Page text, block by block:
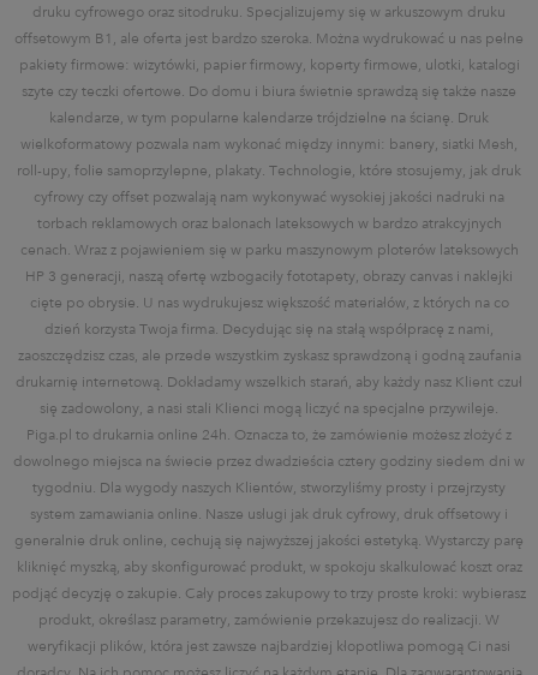
druku cyfrowego oraz sitodruku. Specjalizujemy się w arkuszowym druku
offsetowym B1, ale oferta jest bardzo szeroka. Można wydrukować u nas pełne
pakiety firmowe: wizytówki, papier firmowy, koperty firmowe, ulotki, katalogi
szyte czy teczki ofertowe. Do domu i biura świetnie sprawdzą się także nasze
kalendarze, w tym popularne kalendarze trójdzielne na ścianę. Druk
wielkoformatowy pozwala nam wykonać między innymi: banery, siatki Mesh,
roll-upy, folie samoprzylepne, plakaty. Technologie, które stosujemy, jak druk
cyfrowy czy offset pozwalają nam wykonywać wysokiej jakości nadruki na
torbach reklamowych oraz balonach lateksowych w bardzo atrakcyjnych
cenach. Wraz z pojawieniem się w parku maszynowym ploterów lateksowych
HP 3 generacji, naszą ofertę wzbogaciły fototapety, obrazy canvas i naklejki
cięte po obrysie. U nas wydrukujesz większość materiałów, z których na co
dzień korzysta Twoja firma. Decydując się na stałą współpracę z nami,
zaoszczędzisz czas, ale przede wszystkim zyskasz sprawdzoną i godną zaufania
drukarnię internetową. Dokładamy wszelkich starań, aby każdy nasz Klient czuł
się zadowolony, a nasi stali Klienci mogą liczyć na specjalne przywileje.
Piga.pl to drukarnia online 24h. Oznacza to, że zamówienie możesz złożyć z
dowolnego miejsca na świecie przez dwadzieścia cztery godziny siedem dni w
tygodniu. Dla wygody naszych Klientów, stworzyliśmy prosty i przejrzysty
system zamawiania online. Nasze usługi jak druk cyfrowy, druk offsetowy i
generalnie druk online, cechują się najwyższej jakości estetyką. Wystarczy parę
kliknięć myszką, aby skonfigurować produkt, w spokoju skalkulować koszt oraz
podjąć decyzję o zakupie. Cały proces zakupowy to trzy proste kroki: wybierasz
produkt, określasz parametry, zamówienie przekazujesz do realizacji. W
weryfikacji plików, która jest zawsze najbardziej kłopotliwa pomogą Ci nasi